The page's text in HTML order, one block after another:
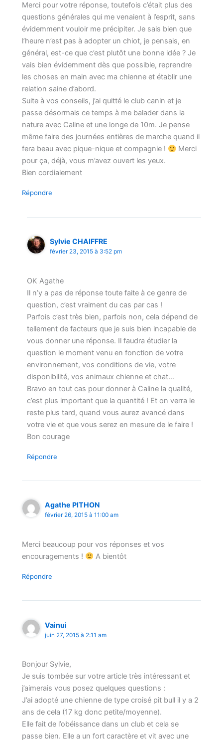
Merci pour votre réponse, toutefois c’était plus des
questions générales qui me venaient à l’esprit, sans
évidemment vouloir me précipiter. Je sais bien que
l’heure n’est pas à adopter un chiot, je pensais, en
général, est-ce que c’est plutôt une bonne idée ? Je
vais bien évidemment dès que possible, reprendre
les choses en main avec ma chienne et établir une
relation saine d’abord.
Suite à vos conseils, j’ai quitté le club canin et je
passe désormais ce temps à me balader dans la
nature avec Caline et une longe de 10m. Je pense
même faire des journées entières de marche quand il
fera beau avec pique-nique et compagnie !
Merci
pour ça, déjà, vous m’avez ouvert les yeux.
Bien cordialement
Répondre
Sylvie CHAIFFRE
février 23, 2015 à 3:52 pm
OK Agathe
Il n’y a pas de réponse toute faite à ce genre de
question, c’est vraiment du cas par cas !
Parfois c’est très bien, parfois non, cela dépend de
tellement de facteurs que je suis bien incapable de
vous donner une réponse. Il faudra étudier la
question le moment venu en fonction de votre
environnement, vos conditions de vie, votre
disponibilité, vos animaux chienne et chat…
Bravo en tout cas pour donner à Caline la qualité,
c’est plus important que la quantité ! Et on verra le
reste plus tard, quand vous aurez avancé dans
votre vie et que vous serez en mesure de le faire !
Bon courage
Répondre
Agathe PITHON
février 26, 2015 à 11:00 am
Merci beaucoup pour vos réponses et vos
encouragements !
A bientôt
Répondre
Vainui
juin 27, 2015 à 2:11 am
Bonjour Sylvie,
Je suis tombée sur votre article très intéressant et
j’aimerais vous posez quelques questions :
J’ai adopté une chienne de type croisé pit bull il y a 2
ans de cela (17 kg donc petite/moyenne).
Elle fait de l’obéissance dans un club et cela se
passe bien. Elle a un fort caractère et vit avec une